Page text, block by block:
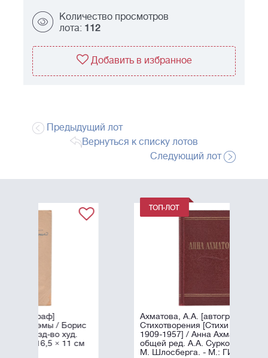
Количество просмотров
лота: 112
Добавить в избранное
Предыдущий лот
Вернуться к списку лотов
Следующий лот
Ахматова, А.А. [автограф]
Стихотворения [Стихи разных лет
1909-1957] / Анна Ахматова, под
общей ред. А.А. Суркова; Оформл.
М. Шлосберга. - М.: ГИХЛ, ...